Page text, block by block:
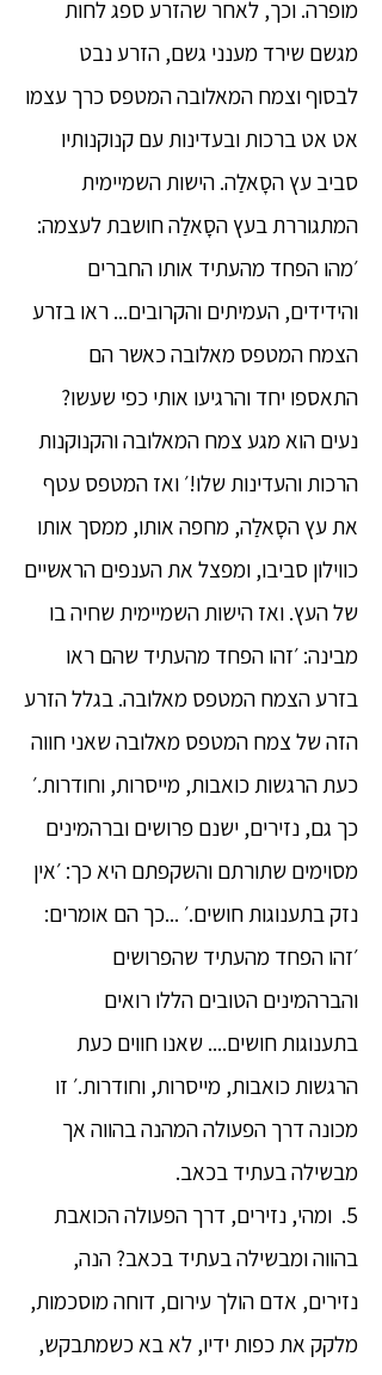
מופרה. וכך, לאחר שהזרע ספג לחות
מגשם שירד מענני גשם, הזרע נבט
לבסוף וצמח המאלובה המטפס כרך עצמו
אט אט ברכות ובעדינות עם קנוקנותיו
סביב עץ הסָאלַה. הישות השמיימית
המתגוררת בעץ הסָאלַה חושבת לעצמה:
׳מהו הפחד מהעתיד אותו החברים
והידידים, העמיתים והקרובים... ראו בזרע
הצמח המטפס מאלובה כאשר הם
התאספו יחד והרגיעו אותי כפי שעשו?
נעים הוא מגע צמח המאלובה והקנוקנות
הרכות והעדינות שלו!׳ ואז המטפס עטף
את עץ הסָאלַה, מחפה אותו, ממסך אותו
כווילון סביבו, ומפצל את הענפים הראשיים
של העץ. ואז הישות השמיימית שחיה בו
מבינה: ׳זהו הפחד מהעתיד שהם ראו
בזרע הצמח המטפס מאלובה. בגלל הזרע
הזה של צמח המטפס מאלובה שאני חווה
כעת הרגשות כואבות, מייסרות, וחודרות.׳
כך גם, נזירים, ישנם פרושים וברהמינים
מסוימים שתורתם והשקפתם היא כך: ׳אין
נזק בתענוגות חושים.׳ ...כך הם אומרים:
׳זהו הפחד מהעתיד שהפרושים
והברהמינים הטובים הללו רואים
בתענוגות חושים.... שאנו חווים כעת
הרגשות כואבות, מייסרות, וחודרות.׳ זו
מכונה דרך הפעולה המהנה בהווה אך
מבשילה בעתיד בכאב.
5. ומהי, נזירים, דרך הפעולה הכואבת
בהווה ומבשילה בעתיד בכאב? הנה,
נזירים, אדם הולך עירום, דוחה מוסכמות,
מלקק את כפות ידיו, לא בא כשמתבקש,